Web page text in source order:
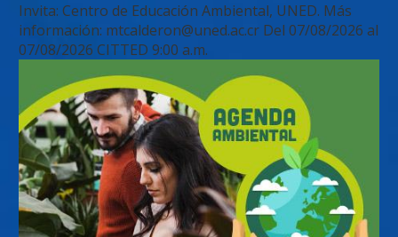
Invita: Centro de Educación Ambiental, UNED. Más
información: mtcalderon@uned.ac.cr Del 07/08/2026 al
07/08/2026 CITTED 9:00 a.m.